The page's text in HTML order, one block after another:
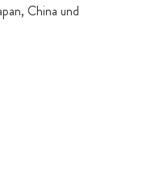
China und